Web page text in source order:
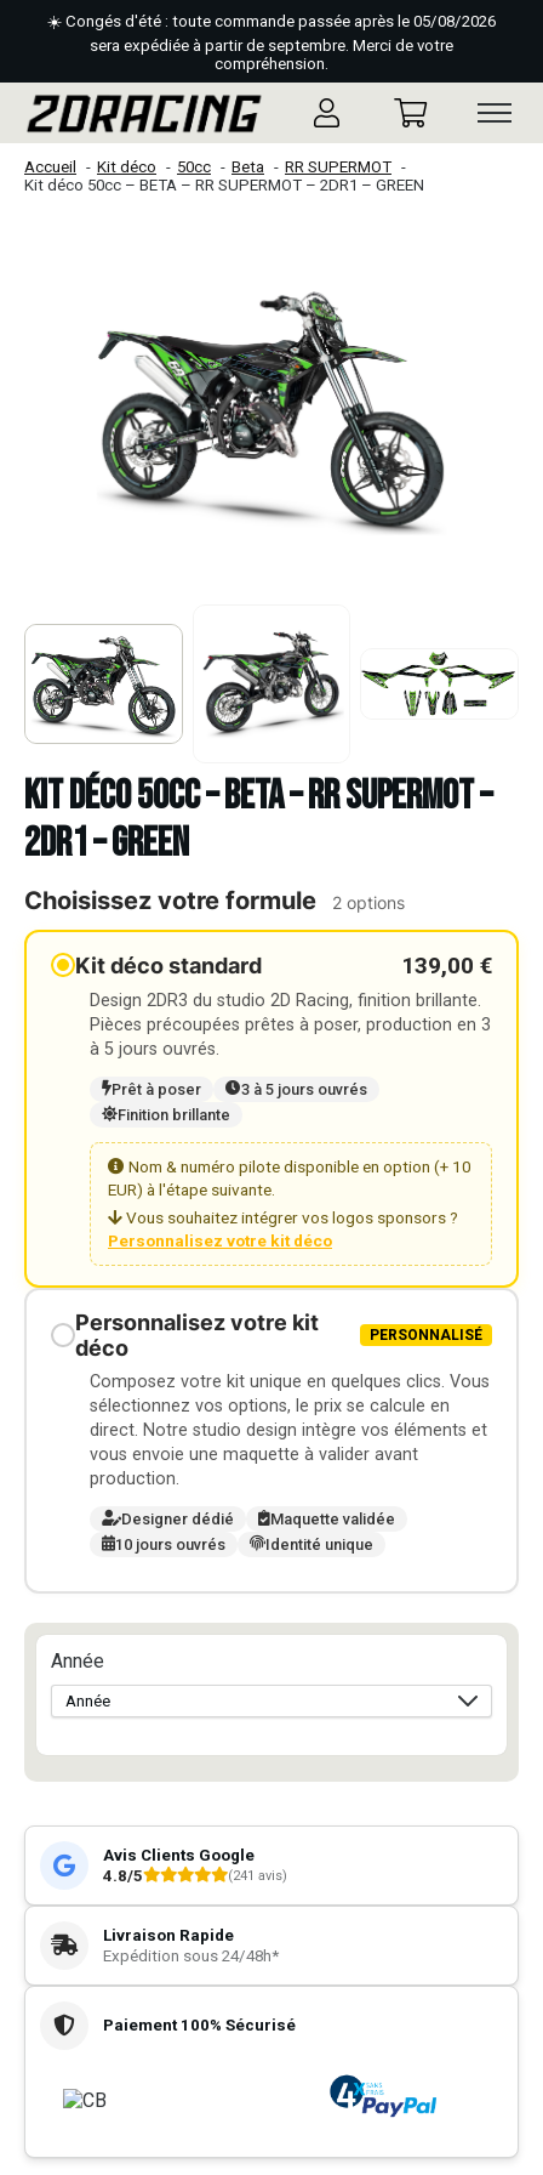
☀️ Congés d'été : toute commande passée après le 05/08/2026
sera expédiée à partir de septembre. Merci de votre
compréhension.
Accueil Kit déco 50cc Beta
RR SUPERMOT
Kit déco 50cc – BETA – RR SUPERMOT – 2DR1 – GREEN
Kit déco 50cc – BETA – RR SUPERMOT –
2DR1 – GREEN
Choisissez votre formule 2 options
Kit déco standard 139,00 €
Design 2DR3 du studio 2D Racing, finition brillante.
Pièces précoupées prêtes à poser, production en 3
à 5 jours ouvrés.
Prêt à poser
3 à 5 jours ouvrés
Finition brillante
Nom & numéro pilote disponible en option (+ 10
EUR) à l'étape suivante.
Vous souhaitez intégrer vos logos sponsors ?
Personnalisez votre kit déco
Personnalisez votre kit
déco
PERSONNALISÉ
Composez votre kit unique en quelques clics. Vous
sélectionnez vos options, le prix se calcule en
direct. Notre studio design intègre vos éléments et
vous envoie une maquette à valider avant
production.
Designer dédié
Maquette validée
10 jours ouvrés
Identité unique
Année
Avis Clients Google
4.8/5
(241 avis)
Livraison Rapide
Expédition sous 24/48h*
Paiement 100% Sécurisé